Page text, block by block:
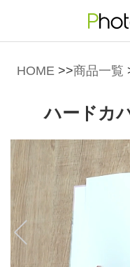
HOME >>商品一覧
ハードカ